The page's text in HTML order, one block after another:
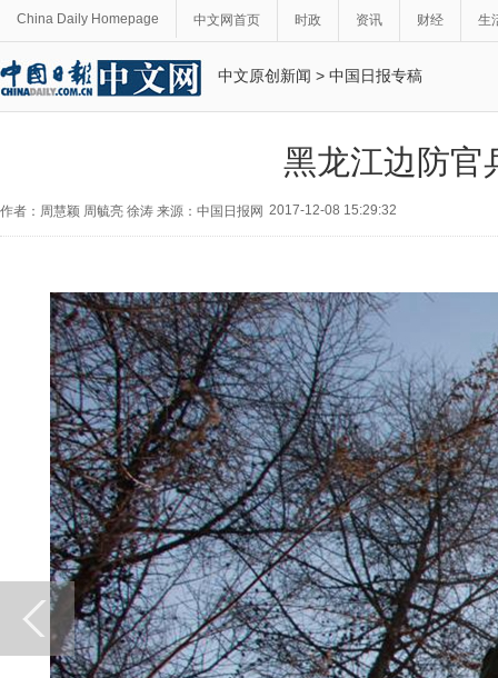
China Daily Homepage 中文网首页 时政 资讯 财经 生
中文原创新闻 > 中国日报专稿
黑龙江边防官
作者：周慧颖 周毓亮 徐涛 来源：中国日报网 2017-12-08 15:29:32